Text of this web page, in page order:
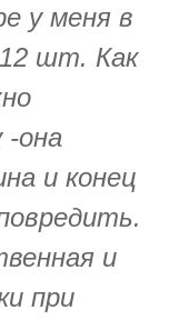
у меня в
шт. Как
-она
и конец
и
при